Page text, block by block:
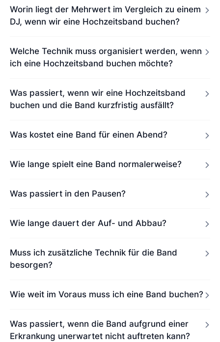
Worin liegt der Mehrwert im Vergleich zu einem
DJ, wenn wir eine Hochzeitsband buchen?
Welche Technik muss organisiert werden, wenn
ich eine Hochzeitsband buchen möchte?
Was passiert, wenn wir eine Hochzeitsband
buchen und die Band kurzfristig ausfällt?
Was kostet eine Band für einen Abend?
Wie lange spielt eine Band normalerweise?
Was passiert in den Pausen?
Wie lange dauert der Auf- und Abbau?
Muss ich zusätzliche Technik für die Band
besorgen?
Wie weit im Voraus muss ich eine Band buchen?
Was passiert, wenn die Band aufgrund einer
Erkrankung unerwartet nicht auftreten kann?